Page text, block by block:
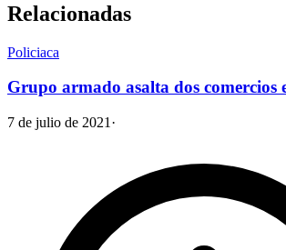
Relacionadas
Policiaca
Grupo armado asalta dos comercios
7 de julio de 2021 ·